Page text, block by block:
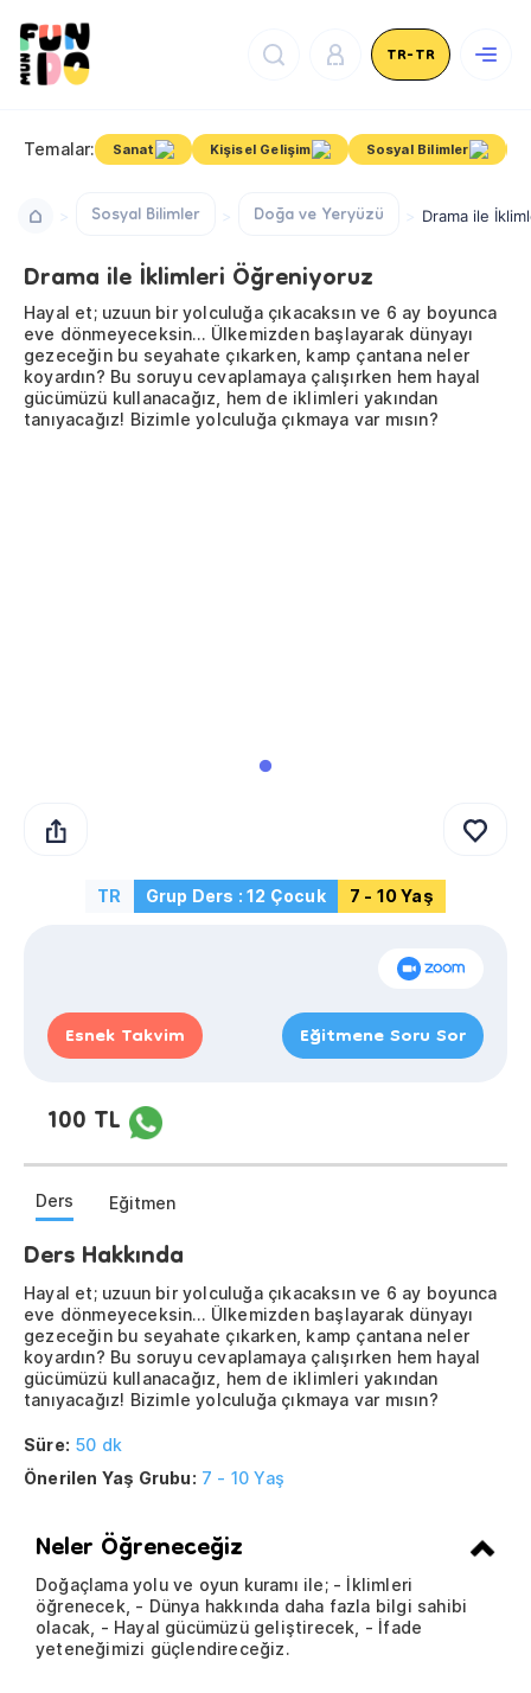
TR-TR
Temalar: Sanat Kişisel Gelişim Sosyal Bilimler
Sosyal Bilimler Doğa ve Yeryüzü Drama ile
Drama ile İklimleri Öğreniyoruz
Hayal et; uzuun bir yolculuğa çıkacaksın ve 6 ay boyunca
eve dönmeyeceksin… Ülkemizden başlayarak dünyayı
gezeceğin bu seyahate çıkarken, kamp çantana neler
koyardın? Bu soruyu cevaplamaya çalışırken hem hayal
gücümüzü kullanacağız, hem de iklimleri yakından
tanıyacağız! Bizimle yolculuğa çıkmaya var mısın?
TR Grup Ders : 12 Çocuk 7 - 10 Yaş
Esnek Takvim Eğitmene Soru Sor
100 TL
Ders Eğitmen
Ders Hakkında
Hayal et; uzuun bir yolculuğa çıkacaksın ve 6 ay boyunca
eve dönmeyeceksin… Ülkemizden başlayarak dünyayı
gezeceğin bu seyahate çıkarken, kamp çantana neler
koyardın? Bu soruyu cevaplamaya çalışırken hem hayal
gücümüzü kullanacağız, hem de iklimleri yakından
tanıyacağız! Bizimle yolculuğa çıkmaya var mısın?
Süre: 50 dk
Önerilen Yaş Grubu: 7 - 10 Yaş
Neler Öğreneceğiz
Doğaçlama yolu ve oyun kuramı ile; - İklimleri
öğrenecek, - Dünya hakkında daha fazla bilgi sahibi
olacak, - Hayal gücümüzü geliştirecek, - İfade
yeteneğimizi güçlendireceğiz.